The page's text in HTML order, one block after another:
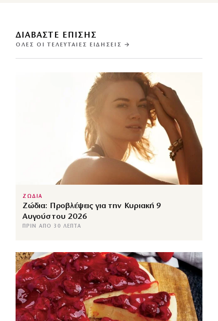
ΔΙΑΒΑΣΤΕ ΕΠΙΣΗΣ
ΌΛΕΣ ΟΙ ΤΕΛΕΥΤΑΊΕΣ ΕΙΔΉΣΕΙΣ →
ΖΩΔΙΑ
Ζώδια: Προβλέψεις για την Κυριακή 9
Αυγούστου 2026
ΠΡΙΝ ΑΠΌ 30 ΛΕΠΤΆ